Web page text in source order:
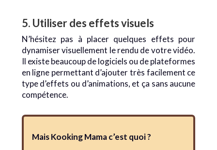
5. Utiliser des effets visuels
N’hésitez pas à placer quelques effets pour
dynamiser visuellement le rendu de votre vidéo.
Il existe beaucoup de logiciels ou de plateformes
en ligne permettant d’ajouter très facilement ce
type d’effets ou d’animations, et ça sans aucune
compétence.
Mais Kooking Mama c’est quoi ?